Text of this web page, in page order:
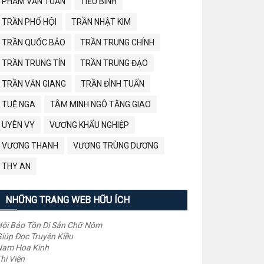
TRẦN PHỐ HỘI TRẦN NHẬT KIM
TRẦN QUỐC BẢO TRẦN TRUNG CHÍNH
TRẦN TRUNG TÍN TRẦN TRUNG ĐẠO
TRẦN VĂN GIANG TRẦN ĐÌNH TUẤN
TUỆ NGA TÂM MINH NGÔ TẰNG GIAO
UYÊN VY VƯƠNG KHẨU NGHIỆP
VƯƠNG THANH VƯƠNG TRÙNG DƯƠNG
THY AN
NHỮNG TRANG WEB HỮU ÍCH
Bảo Tồn Di Sản Chữ Nôm
Đọc Truyện Kiều
Hoa Kinh
Viện